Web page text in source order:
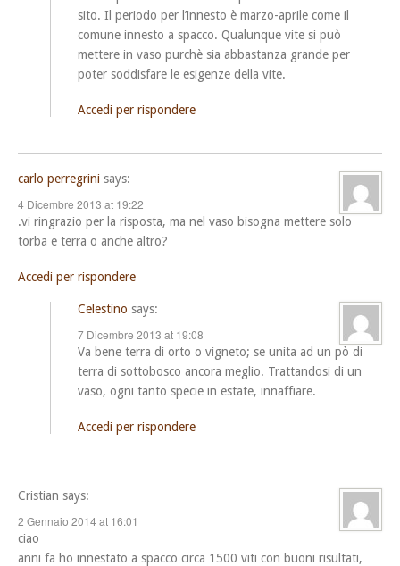
sito. Il periodo per l’innesto è marzo-aprile come il
comune innesto a spacco. Qualunque vite si può
mettere in vaso purchè sia abbastanza grande per
poter soddisfare le esigenze della vite.
Accedi per rispondere
carlo perregrini says:
4 Dicembre 2013 at 19:22
.vi ringrazio per la risposta, ma nel vaso bisogna mettere solo
torba e terra o anche altro?
Accedi per rispondere
Celestino says:
7 Dicembre 2013 at 19:08
Va bene terra di orto o vigneto; se unita ad un pò di
terra di sottobosco ancora meglio. Trattandosi di un
vaso, ogni tanto specie in estate, innaffiare.
Accedi per rispondere
Cristian says:
2 Gennaio 2014 at 16:01
ciao
anni fa ho innestato a spacco circa 1500 viti con buoni risultati,